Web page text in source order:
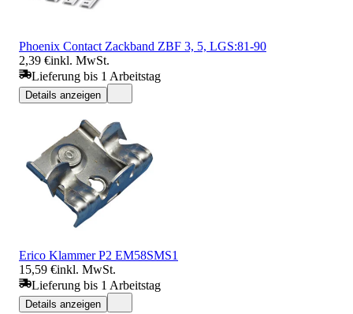
Phoenix Contact Zackband ZBF 3, 5, LGS:81-90
2,39 €inkl. MwSt.
Lieferung bis 1 Arbeitstag
Details anzeigen
Erico Klammer P2 EM58SMS1
15,59 €inkl. MwSt.
Lieferung bis 1 Arbeitstag
Details anzeigen